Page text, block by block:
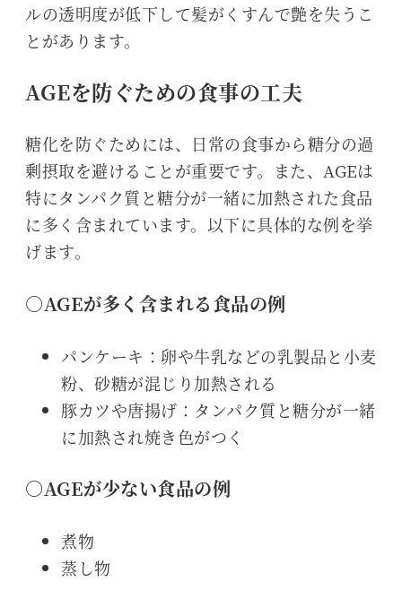
ルの透明度が低下して髪がくすんで艶を失うこ
とがあります。
︎AGEを防ぐための食事の工夫
糖化を防ぐためには、日常の食事から糖分の過
剰摂取を避けることが重要です。また、AGEは
特にタンパク質と糖分が一緒に加熱された食品
に多く含まれています。以下に具体的な例を挙
げます。
○AGEが多く含まれる食品の例
パンケーキ：卵や牛乳などの乳製品と小麦
粉、砂糖が混じり加熱される
豚カツや唐揚げ：タンパク質と糖分が一緒
に加熱され焼き色がつく
○AGEが少ない食品の例
煮物
蒸し物